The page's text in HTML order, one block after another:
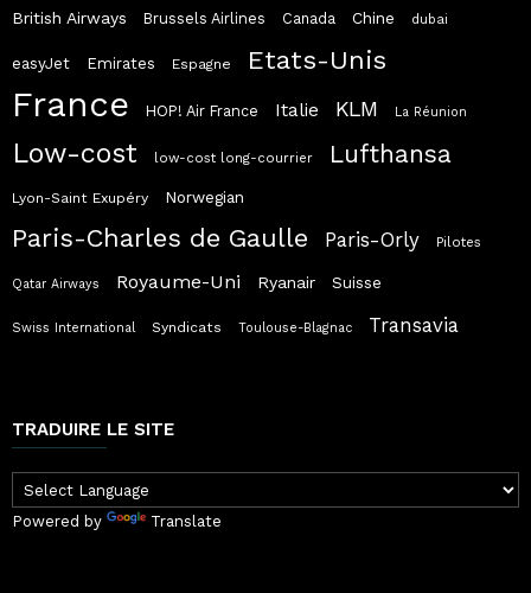
British Airways Brussels Airlines Canada Chine dubai
easyJet Emirates Espagne Etats-Unis
France HOP! Air France Italie KLM La Réunion
Low-cost low-cost long-courrier Lufthansa
Lyon-Saint Exupéry Norwegian
Paris-Charles de Gaulle Paris-Orly Pilotes
Qatar Airways Royaume-Uni Ryanair Suisse
Swiss International Syndicats Toulouse-Blagnac Transavia
TRADUIRE LE SITE
Powered by Translate